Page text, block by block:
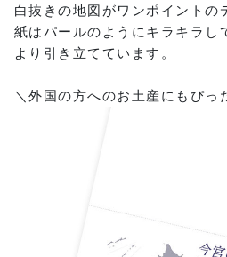
白抜きの地図がワンポイントの
紙はパールのようにキラキラし
より引き立てています。
＼外国の方へのお土産にもぴっ